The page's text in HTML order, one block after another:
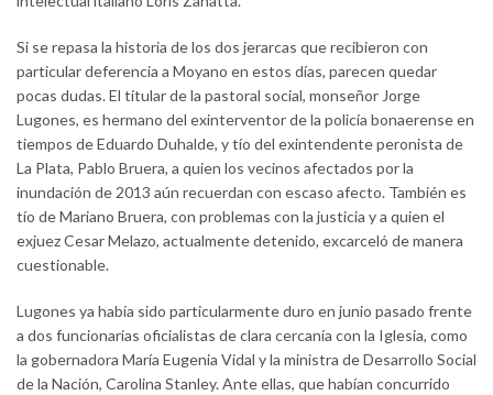
Si se repasa la historia de los dos jerarcas que recibieron con
particular deferencia a Moyano en estos días, parecen quedar
pocas dudas. El titular de la pastoral social, monseñor Jorge
Lugones, es hermano del exinterventor de la policía bonaerense en
tiempos de Eduardo Duhalde, y tío del exintendente peronista de
La Plata, Pablo Bruera, a quien los vecinos afectados por la
inundación de 2013 aún recuerdan con escaso afecto. También es
tío de Mariano Bruera, con problemas con la justicia y a quien el
exjuez Cesar Melazo, actualmente detenido, excarceló de manera
cuestionable.
Lugones ya había sido particularmente duro en junio pasado frente
a dos funcionarias oficialistas de clara cercanía con la Iglesia, como
la gobernadora María Eugenia Vidal y la ministra de Desarrollo Social
de la Nación, Carolina Stanley. Ante ellas, que habían concurrido